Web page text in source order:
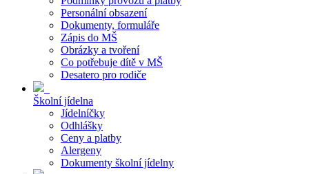
Personální obsazení
Dokumenty, formuláře
Zápis do MŠ
Obrázky a tvoření
Co potřebuje dítě v MŠ
Desatero pro rodiče
Školní jídelna
Jídelníčky
Odhlášky
Ceny a platby
Alergeny
Dokumenty školní jídelny